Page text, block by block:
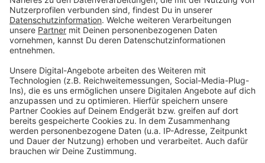
(17.06.2024) findet dann das erste Spiel bei uns in der
Arena statt. Dann treffen Österreich und Frankreich
aufeinander.
Weitere Infos und Links zum Thema:
Anzeige